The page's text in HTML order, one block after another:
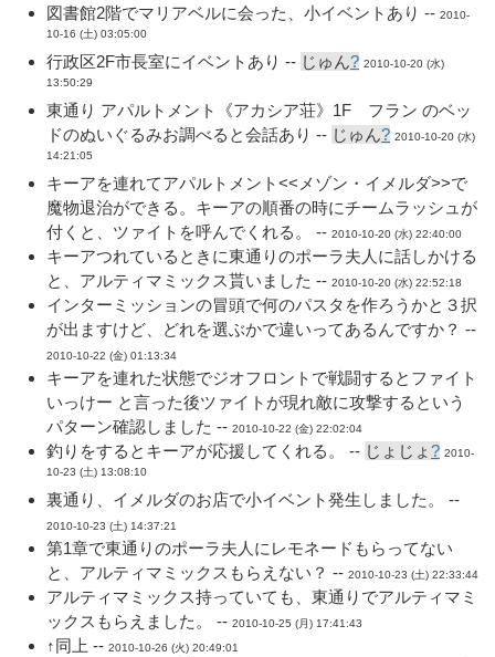
図書館2階でマリアベルに会った、小イベントあり -- 2010-
10-16 (土) 03:05:00
行政区2F市長室にイベントあり -- じゅん? 2010-10-20 (水)
13:50:29
東通り アパルトメント《アカシア荘》1F フラン のベッ
ドのぬいぐるみお調べると会話あり -- じゅん? 2010-10-20 (水)
14:21:05
キーアを連れてアパルトメント<<メゾン・イメルダ>>で
魔物退治ができる。キーアの順番の時にチームラッシュが
付くと、ツァイトを呼んでくれる。 -- 2010-10-20 (水) 22:40:00
キーアつれているときに東通りのポーラ夫人に話しかける
と、アルティマミックス貰いました -- 2010-10-20 (水) 22:52:18
インターミッションの冒頭で何のパスタを作ろうかと３択
が出ますけど、どれを選ぶかで違いってあるんですか？ --
2010-10-22 (金) 01:13:34
キーアを連れた状態でジオフロントで戦闘するとファイト
いっけー と言った後ツァイトが現れ敵に攻撃するという
パターン確認しました -- 2010-10-22 (金) 22:02:04
釣りをするとキーアが応援してくれる。 -- じょじょ ? 2010-
10-23 (土) 13:08:10
裏通り、イメルダのお店で小イベント発生しました。 --
2010-10-23 (土) 14:37:21
第1章で東通りのポーラ夫人にレモネードもらってない
と、アルティマミックスもらえない？ -- 2010-10-23 (土) 22:33:44
アルティマミックス持っていても、東通りでアルティマミ
ックスもらえました。 -- 2010-10-25 (月) 17:41:43
↑同上 -- 2010-10-26 (火) 20:49:01